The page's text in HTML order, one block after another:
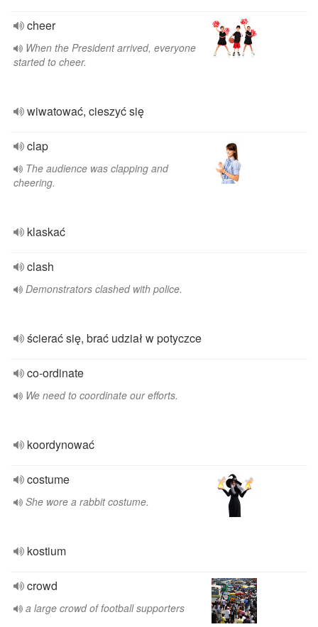
cheer
When the President arrived, everyone
started to cheer.
wiwatować, cieszyć się
clap
The audience was clapping and
cheering.
klaskać
clash
Demonstrators clashed with police.
ścierać się, brać udział w potyczce
co-ordinate
We need to coordinate our efforts.
koordynować
costume
She wore a rabbit costume.
kostium
crowd
a large crowd of football supporters